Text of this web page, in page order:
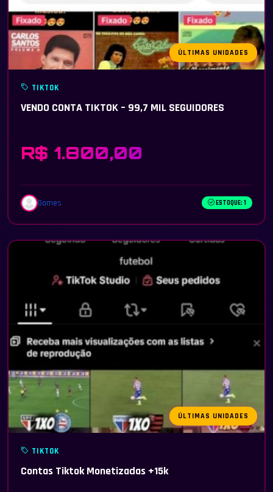
ÚLTIMAS UNIDADES
TIKTOK
VENDO CONTA TIKTOK – 99,7 MIL SEGUIDORES
R$ 1.800,00
Gomes ESTOQUE: 1
ÚLTIMAS UNIDADES
TIKTOK
Contas Tiktok Monetizadas +15k